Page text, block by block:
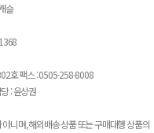
슬
호 팩스 : 0505-258-8008
: 윤상권
니며, 해외배송 상품 또는 구매대행 상품의